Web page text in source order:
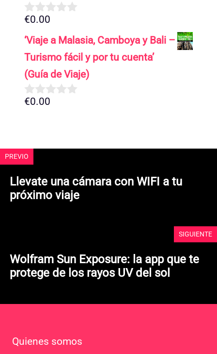
0
e
5
€0.00
‘Viaje a Malasia, Camboya y Bali –
Turismo fácil y por tu cuenta’
(Guía de Viaje)
0
€0.00
PREVIO
Llevate una cámara con WIFI a tu
próximo viaje
SIGUIENTE
Wolfram Sun Exposure: la app que te
protege de los rayos UV del sol
Quienes somos